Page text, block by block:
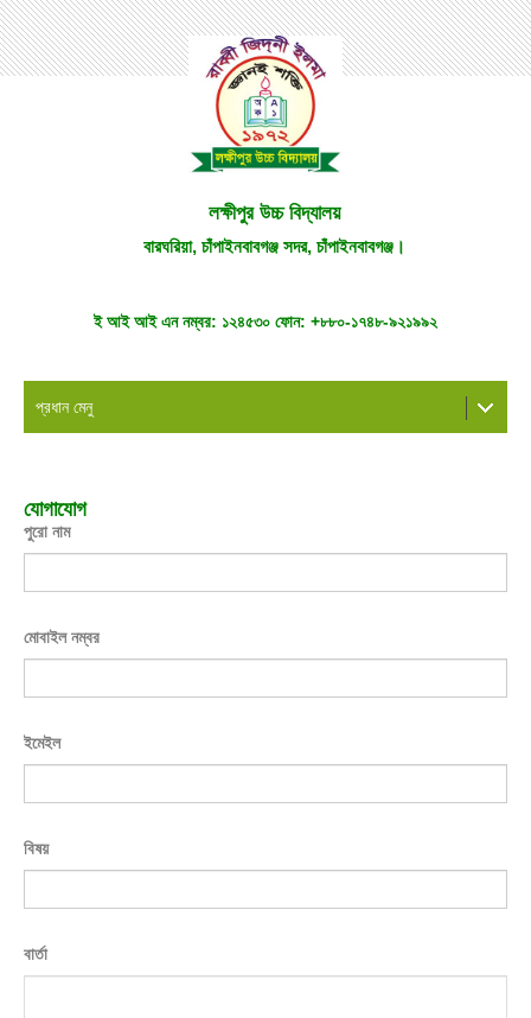
লক্ষীপুর উচ্চ বিদ্যালয়
বারঘরিয়া, চাঁপাইনবাবগঞ্জ সদর, চাঁপাইনবাবগঞ্জ।
ই আই আই এন নম্বর: ১২৪৫৩০ ফোন: +৮৮০-১৭৪৮-৯২১৯৯২
প্রধান মেনু
যোগাযোগ
পুরো নাম
মোবাইল নম্বর
ইমেইল
বিষয়
বার্তা